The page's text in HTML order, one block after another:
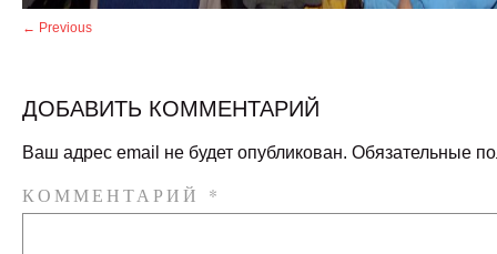
← Previous
ДОБАВИТЬ КОММЕНТАРИЙ
Ваш адрес email не будет опубликован. Обязательные
КОММЕНТАРИЙ *